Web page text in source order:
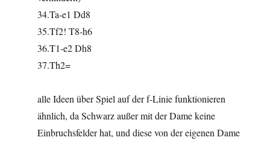
34.Ta-e1 Dd8
35.Tf2! T8-h6
36.T1-e2 Dh8
37.Th2=
alle Ideen über Spiel auf der f-Linie funktionieren
ähnlich, da Schwarz außer mit der Dame keine
Einbruchsfelder hat, und diese von der eigenen Dame